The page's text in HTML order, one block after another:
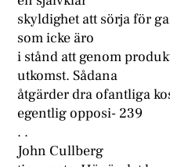
skyldighet att sörja för
som icke äro
i stånd att genom
utkomst. Sådana
åtgärder dra ofantliga
egentlig opposi- 239
. .
John Cullberg